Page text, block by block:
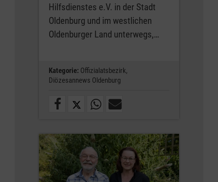
Hilfsdienstes e.V. in der Stadt
Oldenburg und im westlichen
Oldenburger Land unterwegs,…
Kategorie: Offizialatsbezirk,
Diözesannews Oldenburg